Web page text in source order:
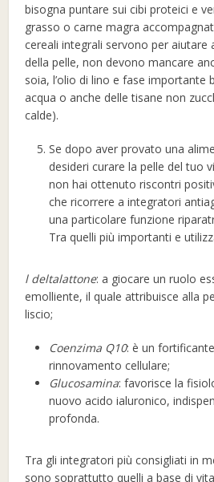
bisogna puntare sui cibi proteici e
grasso o carne magra
cereali integrali servono per aiutare
della pelle, non devono mancare
soia, l’olio di lino e fase importante
acqua o anche delle tisane non
calde).
Se dopo aver provato una
desideri curare la pelle del tuo
non hai ottenuto riscontri
che ricorrere a integratori
una particolare funzione
Tra quelli più importanti e
l deltalattone: a giocare un ruolo
emolliente, il quale attribuisce alla
liscio;
Coenzima Q10: è un
rinnovamento cellulare;
Glucosamina: favorisce la
nuovo acido ialuronico,
profonda.
Tra gli integratori più consigliati in
sono soprattutto quelli a base di